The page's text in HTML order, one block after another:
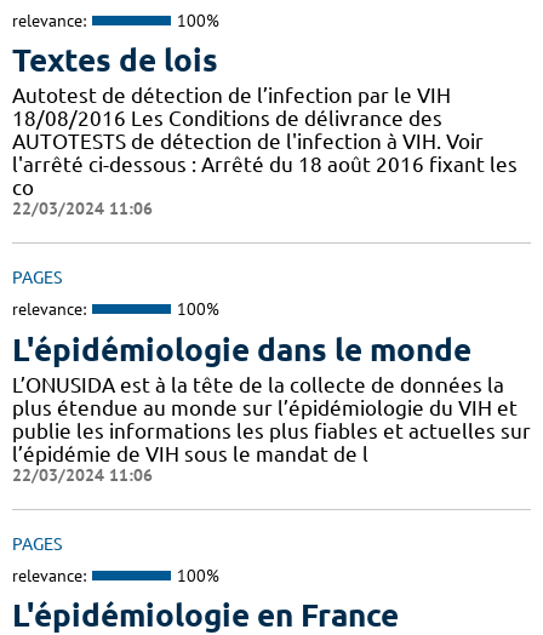
relevance: 100%
Textes de lois
Autotest de détection de l’infection par le VIH
18/08/2016 Les Conditions de délivrance des
AUTOTESTS de détection de l'infection à VIH. Voir
l'arrêté ci-dessous : Arrêté du 18 août 2016 fixant les
co
22/03/2024 11:06
PAGES
relevance: 100%
L'épidémiologie dans le monde
L’ONUSIDA est à la tête de la collecte de données la
plus étendue au monde sur l’épidémiologie du VIH et
publie les informations les plus fiables et actuelles sur
l’épidémie de VIH sous le mandat de l
22/03/2024 11:06
PAGES
relevance: 100%
L'épidémiologie en France